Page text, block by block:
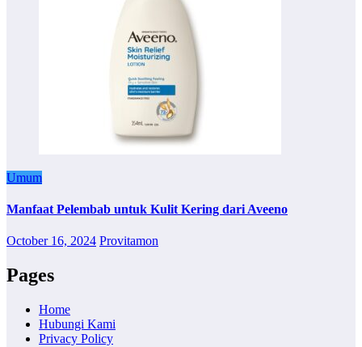
Umum
Manfaat Pelembab untuk Kulit Kering dari Aveeno
October 16, 2024 Provitamon
Pages
Home
Hubungi Kami
Privacy Policy